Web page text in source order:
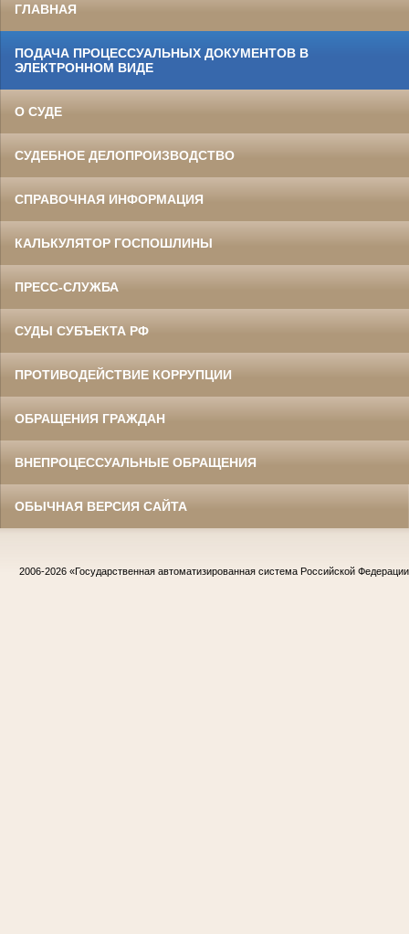
ГЛАВНАЯ
ПОДАЧА ПРОЦЕССУАЛЬНЫХ ДОКУМЕНТОВ В
ЭЛЕКТРОННОМ ВИДЕ
О СУДЕ
СУДЕБНОЕ ДЕЛОПРОИЗВОДСТВО
СПРАВОЧНАЯ ИНФОРМАЦИЯ
КАЛЬКУЛЯТОР ГОСПОШЛИНЫ
ПРЕСС-СЛУЖБА
СУДЫ СУБЪЕКТА РФ
ПРОТИВОДЕЙСТВИЕ КОРРУПЦИИ
ОБРАЩЕНИЯ ГРАЖДАН
ВНЕПРОЦЕССУАЛЬНЫЕ ОБРАЩЕНИЯ
ОБЫЧНАЯ ВЕРСИЯ САЙТА
2006-2026 «Государственная автоматизированная система Российской